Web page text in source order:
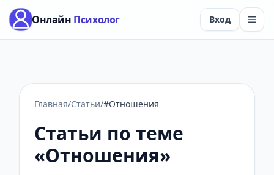
Онлайн Психолог Вход
Главная/Статьи/#Отношения
Статьи по теме
«Отношения»